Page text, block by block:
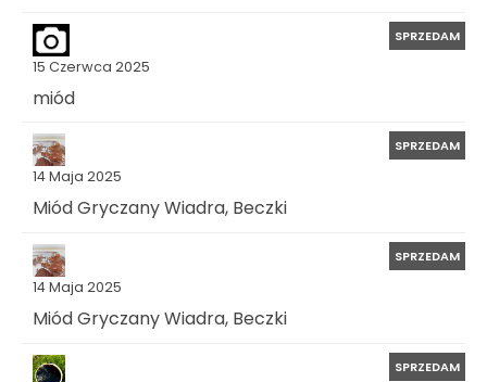
15 Czerwca 2025
SPRZEDAM
miód
14 Maja 2025
SPRZEDAM
Miód Gryczany Wiadra, Beczki
14 Maja 2025
SPRZEDAM
Miód Gryczany Wiadra, Beczki
SPRZEDAM